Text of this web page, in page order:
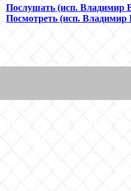
Послушать (исп. Владимир
Посмотреть (исп.